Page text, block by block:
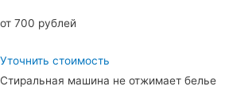
от 700 рублей
Уточнить стоимость
Стиральная машина не отжимает белье